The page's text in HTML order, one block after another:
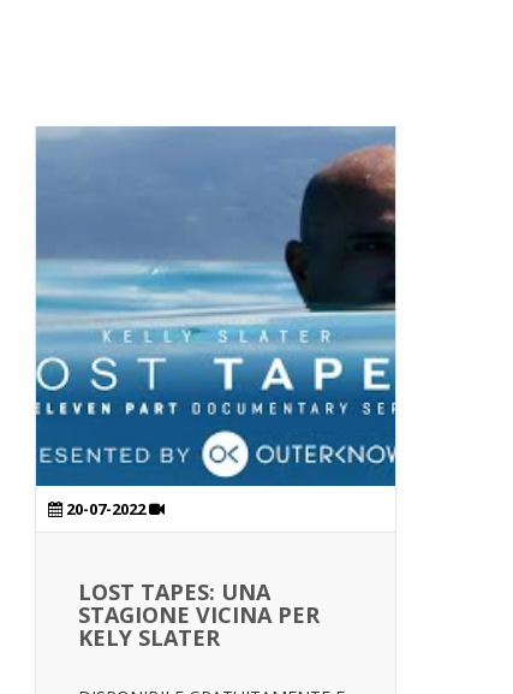
20-07-2022
LOST TAPES: UNA
STAGIONE VICINA PER
KELY SLATER